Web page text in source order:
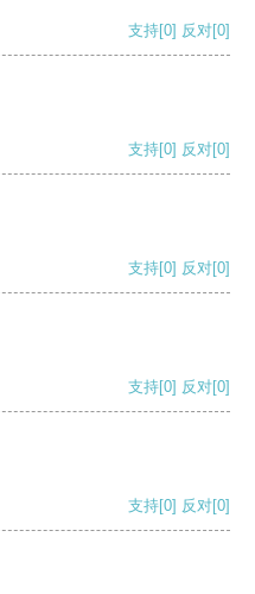
支持[0] 反对[0]
支持[0] 反对[0]
支持[0] 反对[0]
支持[0] 反对[0]
支持[0] 反对[0]